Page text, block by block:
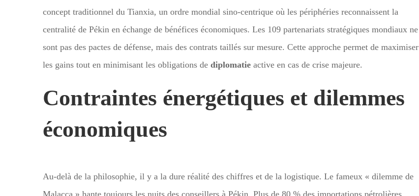
concept traditionnel du Tianxia, un ordre mondial sino-centrique où les périphéries reconnaissent la
centralité de Pékin en échange de bénéfices économiques. Les 109 partenariats stratégiques mondiaux ne
sont pas des pactes de défense, mais des contrats taillés sur mesure. Cette approche permet de maximiser
les gains tout en minimisant les obligations de diplomatie active en cas de crise majeure.
Contraintes énergétiques et dilemmes
économiques
Au-delà de la philosophie, il y a la dure réalité des chiffres et de la logistique. Le fameux « dilemme de
Malacca » hante toujours les nuits des conseillers à Pékin. Plus de 80 % des importations pétrolières